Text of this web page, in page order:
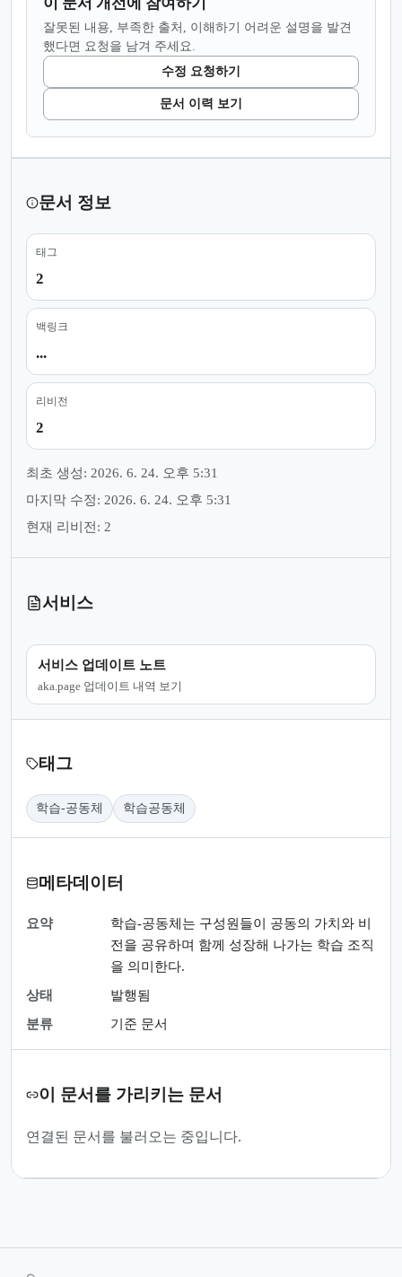
잘못된 내용, 부족한 출처, 이해하기 어려운 설명을 발견
했다면 요청을 남겨 주세요.
수정 요청하기
문서 이력 보기
문서 정보
태그
2
백링크
...
리비전
2
최초 생성: 2026. 6. 24. 오후 5:31
마지막 수정: 2026. 6. 24. 오후 5:31
현재 리비전: 2
서비스
서비스 업데이트 노트
aka.page 업데이트 내역 보기
태그
학습-공동체 학습공동체
메타데이터
요약
학습-공동체는 구성원들이 공동의 가치와 비
전을 공유하며 함께 성장해 나가는 학습 조직
을 의미한다.
상태
발행됨
분류
기준 문서
이 문서를 가리키는 문서
연결된 문서를 불러오는 중입니다.